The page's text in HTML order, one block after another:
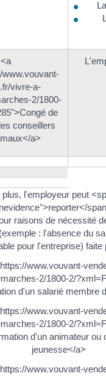
<a
www.vouvant-
vivre-a-
2/1800-
de
conseillers
a>
plus, l'employeur peut
raisons de nécessité
: l'absence du
pour l'entreprise) faite
www.vouvant-
2/1800-2/
d'un salarié membre
www.vouvant-
2/1800-2/
d'un animateur ou
jeunesse</a>
www.vouvant-